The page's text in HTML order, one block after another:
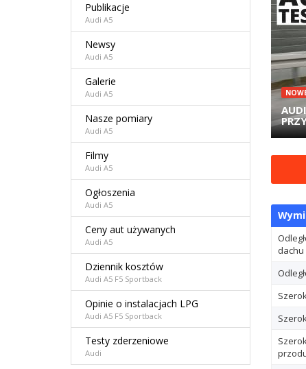
dachu
Publikacje
Audi A5
Newsy
Audi A5
Galerie
Audi A5
Nasze pomiary
Audi A5
Filmy
Audi A5
Ogłoszenia
Audi A5
Ceny aut używanych
Audi A5
Dziennik kosztów
Audi A5 F5 Sportback
Opinie o instalacjach LPG
Audi A5 F5 Sportback
Testy zderzeniowe
Audi